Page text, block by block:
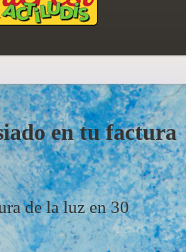
en tu factura
de la luz en 30